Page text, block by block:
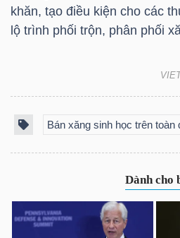
khăn, tạo điều kiện cho các
lộ trình phối trộn, phân phối
Bán xăng sinh học trên toàn
KHÔNG
THIẾT